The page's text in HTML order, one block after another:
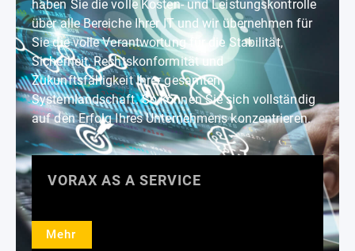
haben Sie die volle Kosten- und Leistungskontrolle
über alle Bereiche Ihrer IT und wir übernehmen für
Sie die volle Verantwortung für die Stabilität,
Sicherheit, Rechtskonformität und
Zukunftsfähigkeit Ihrer gesamten
Systemlandschaft. So können Sie sich vollständig
auf den Erfolg Ihres Unternehmens konzentrieren.
VORAX AS A SERVICE
Mehr